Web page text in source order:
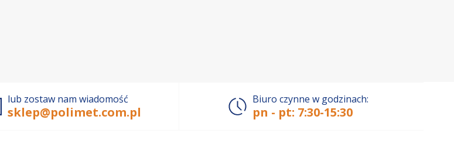
lub zostaw nam wiadomość
sklep@polimet.com.pl
Biuro czynne w godzinach:
pn - pt: 7:30-15:30